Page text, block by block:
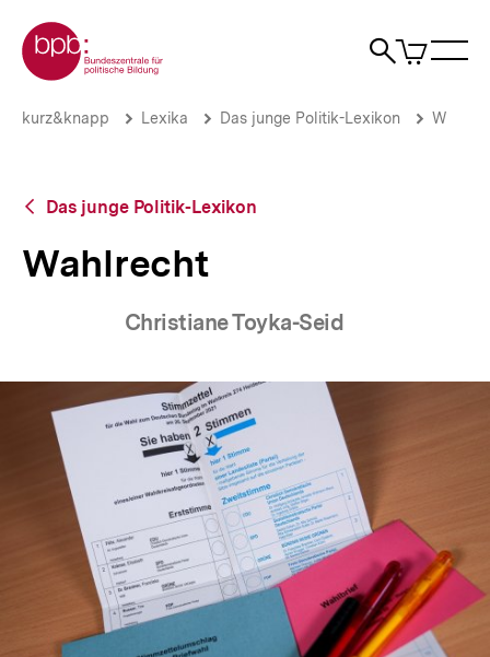
zum
Seiteninhalt
springen
Zur Startseite der bpb
Suche
Artikel
im
Wahlrecht
Brotkrümelnavigation
Pfadnavigation
kurz&knapp Lexika Das junge Politik-Lexikon W
Zurück
Übersicht
Das junge Politik-Lexikon
Wahlrecht
Christiane Toyka-Seid